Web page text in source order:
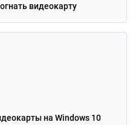
видеокарту
на Windows 10